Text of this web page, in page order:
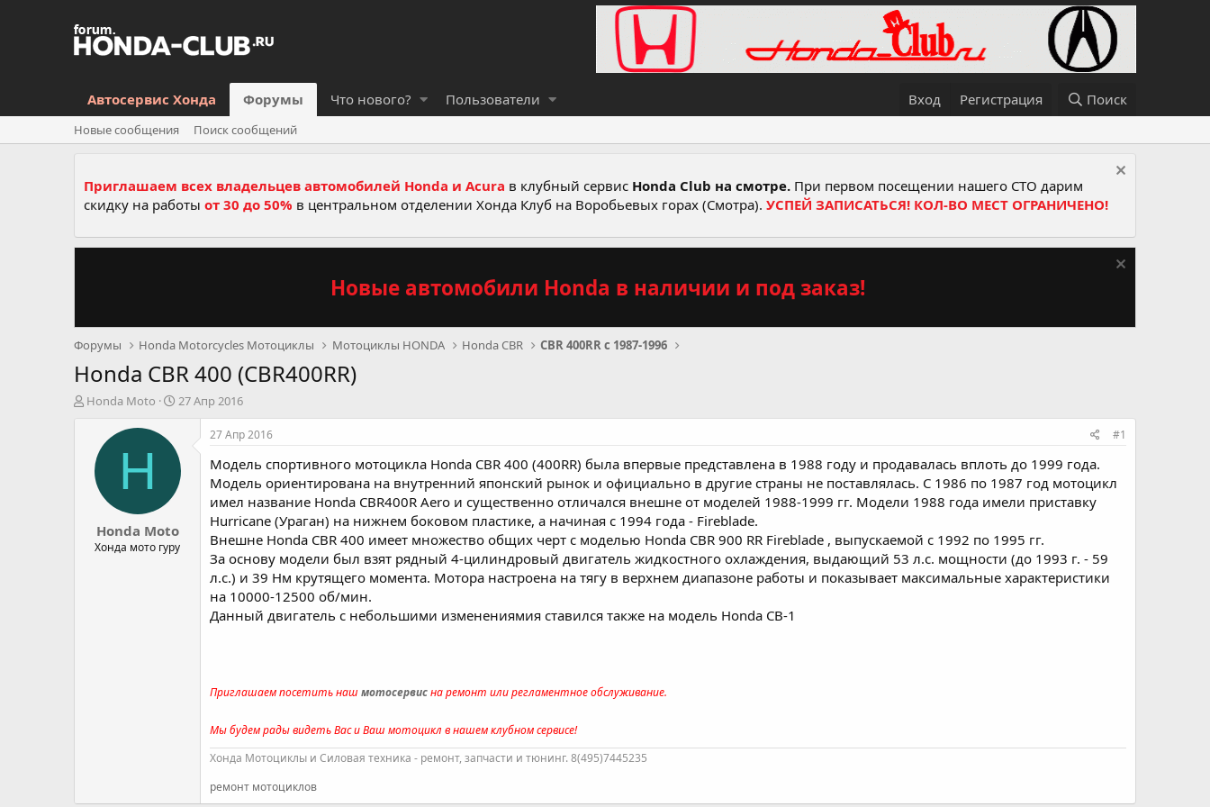
Автосервис Хонда Форумы Что нового? Пользователи Вход Регистрация Поиск
Новые сообщения Поиск сообщений
Приглашаем всех владельцев автомобилей Honda и Acura в клубный сервис Honda Club на смотре. При первом посещении нашего СТО дарим
скидку на работы от 30 до 50% в центральном отделении Хонда Клуб на Воробьевых горах (Смотра). УСПЕЙ ЗАПИСАТЬСЯ! КОЛ-ВО МЕСТ ОГРАНИЧЕНО!
Новые автомобили Honda в наличии и под заказ!
Форумы Honda Motorcycles Мотоциклы Мотоциклы HONDA Honda CBR CBR 400RR c 1987-1996
Honda CBR 400 (CBR400RR)
А
Honda Moto
Д
н
а
л
а
27 Апр 2016
H
Honda Moto
Хонда мото гуру
27 Апр 2016 #1
Модель спортивного мотоцикла Honda CBR 400 (400RR) была впервые представлена в 1988 году и продавалась вплоть до 1999 года.
Модель ориентирована на внутренний японский рынок и официально в другие страны не поставлялась. С 1986 по 1987 год мотоцикл
имел название Honda CBR400R Aero и существенно отличался внешне от моделей 1988-1999 гг. Модели 1988 года имели приставку
Hurricane (Ураган) на нижнем боковом пластике, а начиная с 1994 года - Fireblade.
Внешне Honda CBR 400 имеет множество общих черт с моделью Honda CBR 900 RR Fireblade , выпускаемой с 1992 по 1995 гг.
За основу модели был взят рядный 4-цилиндровый двигатель жидкостного охлаждения, выдающий 53 л.с. мощности (до 1993 г. - 59
л.с.) и 39 Нм крутящего момента. Мотора настроена на тягу в верхнем диапазоне работы и показывает максимальные характеристики
на 10000-12500 об/мин.
Данный двигатель с небольшими изменениямия ставился также на модель Honda CB-1
Приглашаем посетить наш мотосервисна ремонт или регламентное обслуживание.
Мы будем рады видеть Вас и Ваш мотоцикл в нашем клубном сервисе!
Хонда Мотоциклы и Силовая техника - ремонт, запчасти и тюнинг. 8(495)7445235
ремонт мотоциклов